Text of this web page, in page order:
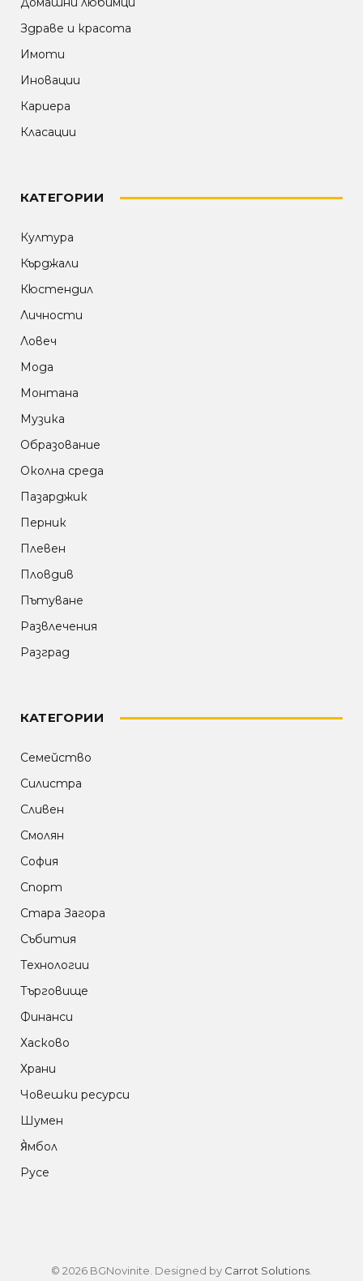
Здраве и красота
Имоти
Иновации
Кариера
Класации
КАТЕГОРИИ
Култура
Кърджали
Кюстендил
Личности
Ловеч
Мода
Монтана
Музика
Образование
Околна среда
Пазарджик
Перник
Плевен
Пловдив
Пътуване
Развлечения
Разград
КАТЕГОРИИ
Семейство
Силистра
Сливен
Смолян
София
Спорт
Стара Загора
Събития
Технологии
Търговище
Финанси
Хасково
Храни
Човешки ресурси
Шумен
Я̀мбол
Русе
© 2026 BGNovinite. Designed by Carrot Solutions